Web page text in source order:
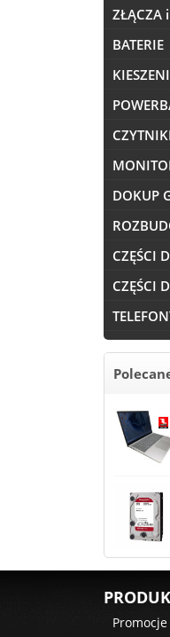
ZŁĄCZA
BATERIE
DOKUP
CZĘŚCI
CZĘŚCI
Promocje